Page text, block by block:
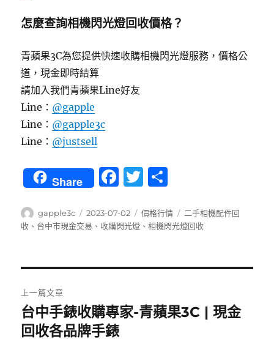
怎麼查詢相機閃光燈回收價格？
青蘋果3C為您提供快速收購相機閃光燈服務，價格公
道，現金即時結算
請加入我們青蘋果Line好友
Line： @gapple
Line： @gapple3c
Line： @justsell
Share
F
c
e
o
k
T
it
te
作
者
gapple3c
發
佈
2023-07-02
分
類
價格行情
標
籤
二手相機配件回
收 、 台中市現金交易 、 收購閃光燈 、相機閃光燈回收
章
導
上一篇文章
上
一
台中手錶收購專家-青蘋果3C | 現金
回收各品牌手錶